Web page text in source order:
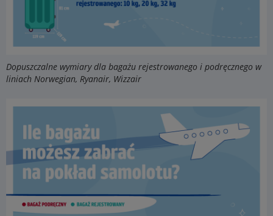
Dopuszczalne wymiary dla bagażu rejestrowanego i podręcznego w
liniach Norwegian, Ryanair, Wizzair